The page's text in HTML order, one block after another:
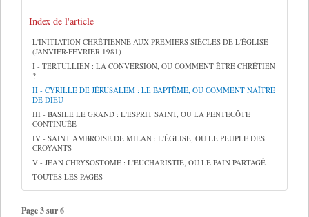
Index de l'article
L'INITIATION CHRÉTIENNE AUX PREMIERS SIÈCLES DE L'ÉGLISE
(JANVIER-FÉVRIER 1981)
I - TERTULLIEN : LA CONVERSION, OU COMMENT ÊTRE CHRÉTIEN
?
II - CYRILLE DE JÉRUSALEM : LE BAPTÊME, OU COMMENT NAÎTRE
DE DIEU
III - BASILE LE GRAND : L'ESPRIT SAINT, OU LA PENTECÔTE
CONTINUÉE
IV - SAINT AMBROISE DE MILAN : L'ÉGLISE, OU LE PEUPLE DES
CROYANTS
V - JEAN CHRYSOSTOME : L'EUCHARISTIE, OU LE PAIN PARTAGÉ
TOUTES LES PAGES
Page 3 sur 6